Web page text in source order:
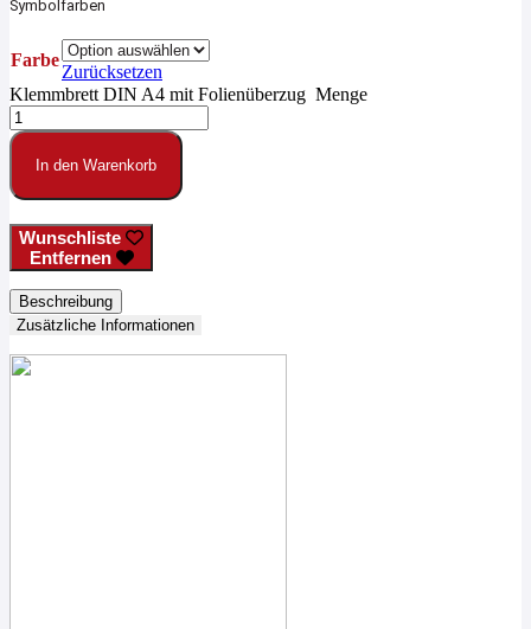
Symbolfarben
Farbe
Zurücksetzen
Klemmbrett DIN A4 mit Folienüberzug Menge
In den Warenkorb
Wunschliste
Entfernen
Beschreibung
Zusätzliche Informationen